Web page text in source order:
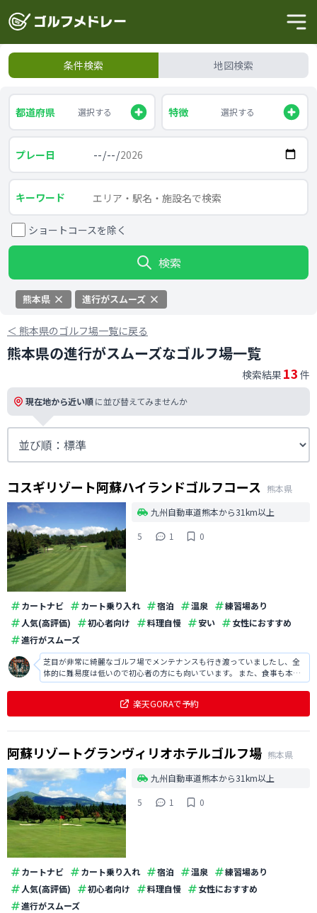
条件検索 地図検索
都道府県 選択する 特徴 選択する
プレー日
キーワード
ショートコースを除く
検索
熊本県 進行がスムーズ
＜ 熊本県のゴルフ場一覧に戻る
熊本県の進行がスムーズなゴルフ場一覧
検索結果 13 件
現在地から近い順に並び替えてみませんか
コスギリゾート阿蘇ハイランドゴルフコース 熊本県
九州自動車道熊本から31km以上
5
1 0
カートナビ カート乗り入れ 宿泊 温泉
練習場あり
人気(高評価)
初心者向け 料理自慢 安い
女性におすすめ
進行がスムーズ
芝目が非常に綺麗なゴルフ場でメンテナンスも行き渡っていましたし、全
体的に難易度は低いので初心者の方にも向いています。 また、食事も本格
的で大変美味しかったですし、スタッフの方の接客も丁寧で好印象です。
楽天GORAで予約
阿蘇リゾートグランヴィリオホテルゴルフ場 熊本県
九州自動車道熊本から31km以上
5
1 0
カートナビ カート乗り入れ 宿泊 温泉
練習場あり
人気(高評価)
初心者向け 料理自慢
女性におすすめ
進行がスムーズ